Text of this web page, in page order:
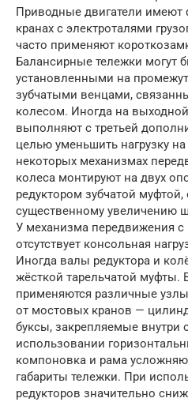
Приводные двигатели
кранах с электроталями
часто применяют
Балансирные тележки могут
установленными на
зубчатыми венцами,
колесом. Иногда на
выполняют с третьей
целью уменьшить нагрузку
некоторых механизмах
колеса монтируют на двух
редуктором зубчатой
существенному увеличению
У механизма передвижения
отсутствует консольная
Иногда валы редуктора и
жёсткой тарельчатой муфты.
применяются различные
от мостовых кранов —
буксы, закрепляемые внутри
использовании
компоновка и рама
габариты тележки. При
редукторов значительно